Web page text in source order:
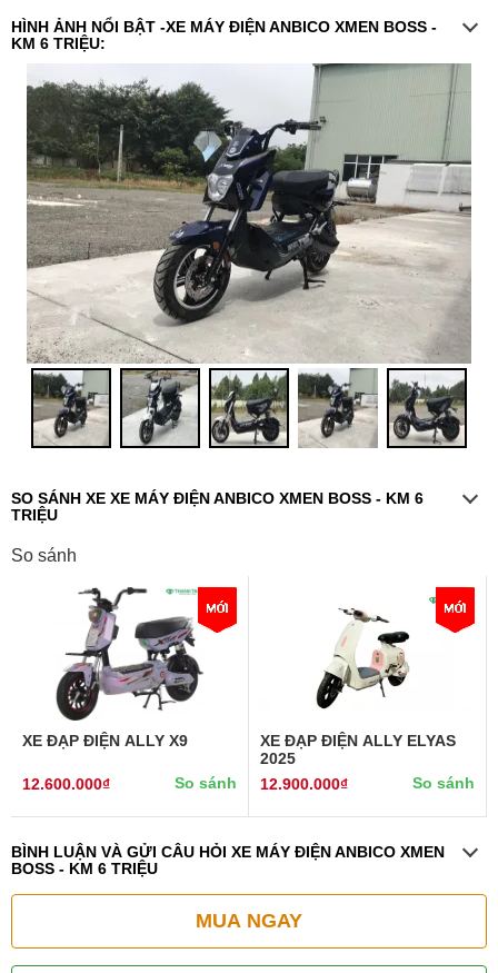
HÌNH ẢNH NỔI BẬT -XE MÁY ĐIỆN ANBICO XMEN BOSS -
KM 6 TRIỆU:
SO SÁNH XE XE MÁY ĐIỆN ANBICO XMEN BOSS - KM 6
TRIỆU
So sánh
XE ĐẠP ĐIỆN ALLY X9
12.600.000₫ So sánh
XE ĐẠP ĐIỆN ALLY ELYAS
2025
12.900.000₫
So sánh
BÌNH LUẬN VÀ GỬI CÂU HỎI XE MÁY ĐIỆN ANBICO XMEN
BOSS - KM 6 TRIỆU
MUA NGAY